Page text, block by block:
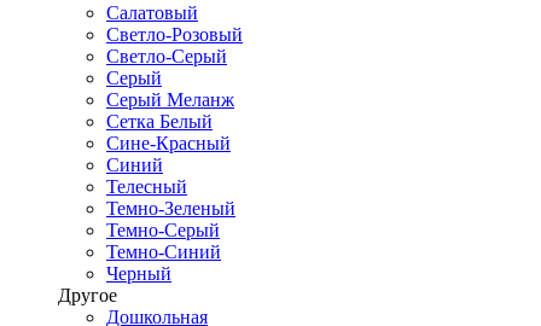
Салатовый
Светло-Розовый
Светло-Серый
Серый
Серый Меланж
Сетка Белый
Сине-Красный
Синий
Телесный
Темно-Зеленый
Темно-Серый
Темно-Синий
Черный
Другое
Дошкольная